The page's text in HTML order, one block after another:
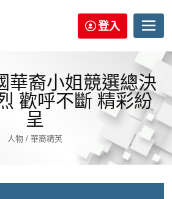
登入
華裔小姐競選總決
歡呼不斷 精彩紛
呈
人物 / 華裔精英